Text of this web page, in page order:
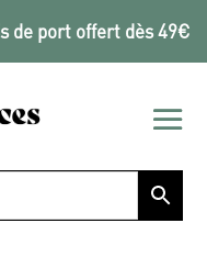
de port offert dès 49€